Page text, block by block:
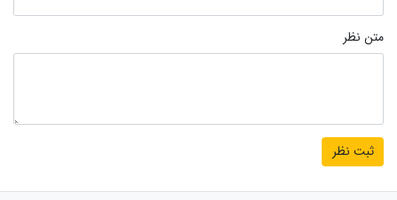
متن نظر